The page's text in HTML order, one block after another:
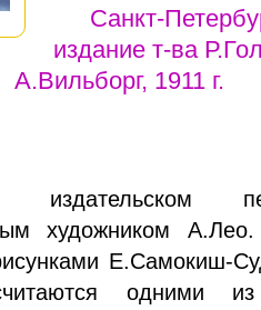
Санкт-
издание т-ва
А.Вильборг, 1911 г.
художником А.Лео.
Е.Самокиш-
одними